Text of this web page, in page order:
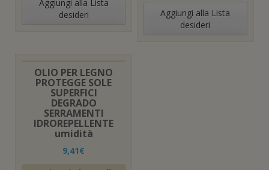
Aggiungi alla Lista
desideri
Aggiungi alla Lista
desideri
OLIO PER LEGNO
PROTEGGE SOLE
SUPERFICI
DEGRADO
SERRAMENTI
IDROREPELLENTE
umidità
9,41€